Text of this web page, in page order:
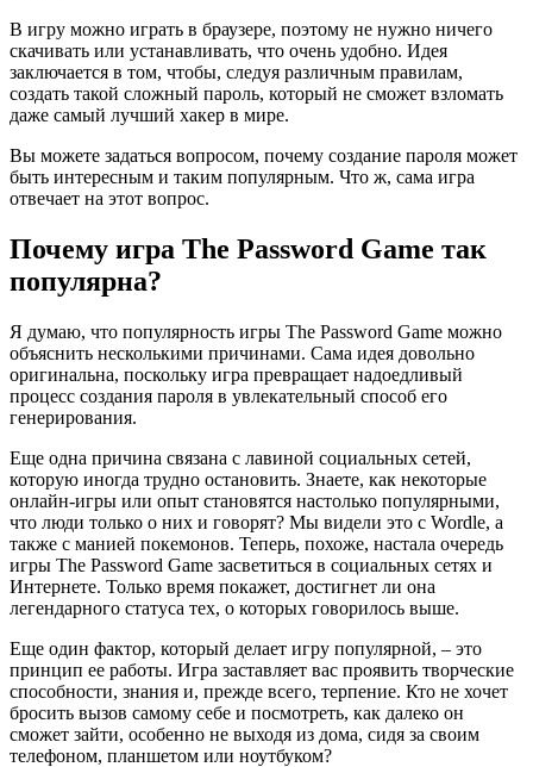
В игру можно играть в браузере, поэтому не нужно ничего
скачивать или устанавливать, что очень удобно. Идея
заключается в том, чтобы, следуя различным правилам,
создать такой сложный пароль, который не сможет взломать
даже самый лучший хакер в мире.
Вы можете задаться вопросом, почему создание пароля может
быть интересным и таким популярным. Что ж, сама игра
отвечает на этот вопрос.
Почему игра The Password Game так
популярна?
Я думаю, что популярность игры The Password Game можно
объяснить несколькими причинами. Сама идея довольно
оригинальна, поскольку игра превращает надоедливый
процесс создания пароля в увлекательный способ его
генерирования.
Еще одна причина связана с лавиной социальных сетей,
которую иногда трудно остановить. Знаете, как некоторые
онлайн-игры или опыт становятся настолько популярными,
что люди только о них и говорят? Мы видели это с Wordle, а
также с манией покемонов. Теперь, похоже, настала очередь
игры The Password Game засветиться в социальных сетях и
Интернете. Только время покажет, достигнет ли она
легендарного статуса тех, о которых говорилось выше.
Еще один фактор, который делает игру популярной, – это
принцип ее работы. Игра заставляет вас проявить творческие
способности, знания и, прежде всего, терпение. Кто не хочет
бросить вызов самому себе и посмотреть, как далеко он
сможет зайти, особенно не выходя из дома, сидя за своим
телефоном, планшетом или ноутбуком?